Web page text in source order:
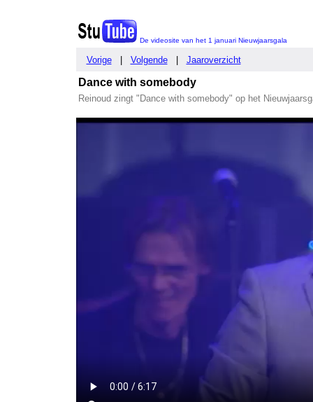
De videosite van het 1 januari Nieuwjaarsgala
Vorige Volgende Jaaroverzicht
Dance with somebody
Reinoud zingt "Dance with somebody" op het